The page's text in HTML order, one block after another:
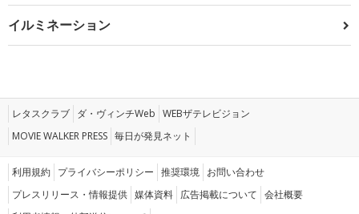
イルミネーション
レタスクラブ ダ・ヴィンチWeb WEBザテレビジョン
MOVIE WALKER PRESS 毎日が発見ネット
利用規約 プライバシーポリシー 推奨環境 お問い合わせ
プレスリリース・情報提供 媒体資料 広告掲載について 会社概要